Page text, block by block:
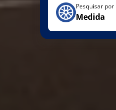
Pesquisar por
Medida